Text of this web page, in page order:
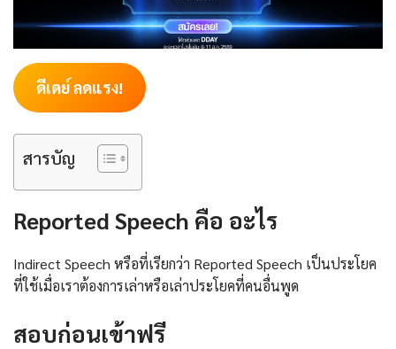
ดีเดย์ ลดแรง!
สารบัญ
Reported Speech คือ อะไร
Indirect Speech หรือที่เรียกว่า Reported Speech เป็นประโยค
ที่ใช้เมื่อเราต้องการเล่าหรือเล่าประโยคที่คนอื่นพูด
สอบก่อนเข้าฟรี